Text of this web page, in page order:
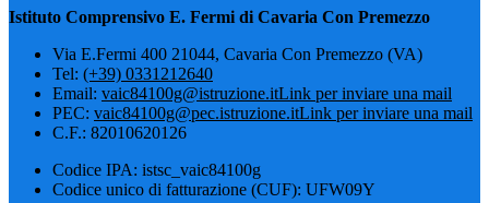
Istituto Comprensivo E. Fermi di Cavaria Con Premezzo
Via E.Fermi 400 21044, Cavaria Con Premezzo (VA)
Tel: (+39) 0331212640
Email: vaic84100g@istruzione.itLink per inviare una mail
PEC: vaic84100g@pec.istruzione.itLink per inviare una mail
C.F.: 82010620126
Codice IPA: istsc_vaic84100g
Codice unico di fatturazione (CUF): UFW09Y